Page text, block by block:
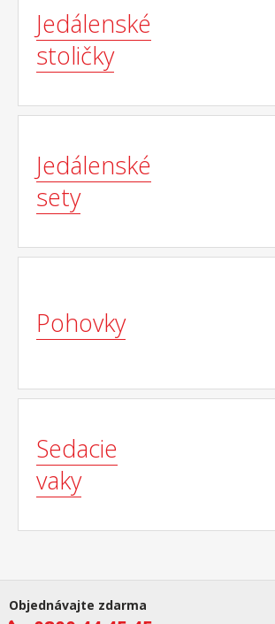
Jedálenské
stoličky
Jedálenské
sety
Pohovky
Sedacie
vaky
Objednávajte zdarma